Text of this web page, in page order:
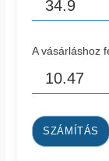
A vásárláshoz
SZÁMÍTÁS